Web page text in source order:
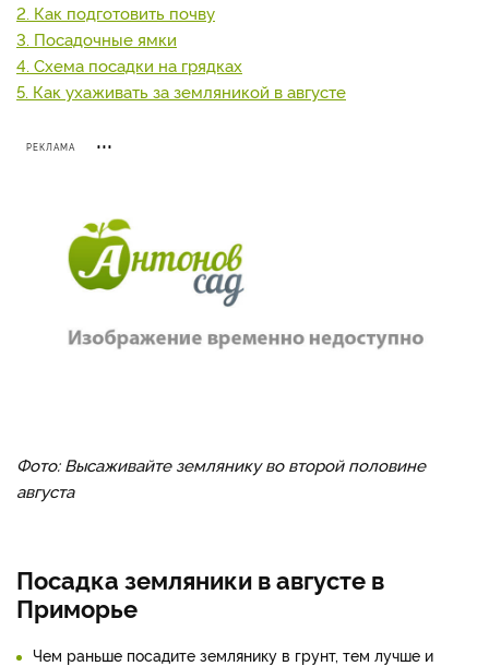
2. Как подготовить почву
3. Посадочные ямки
4. Схема посадки на грядках
5. Как ухаживать за земляникой в августе
РЕКЛАМА
Фото: Высаживайте землянику во второй половине
августа
Посадка земляники в августе в
Приморье
Чем раньше посадите землянику в грунт, тем лучше и